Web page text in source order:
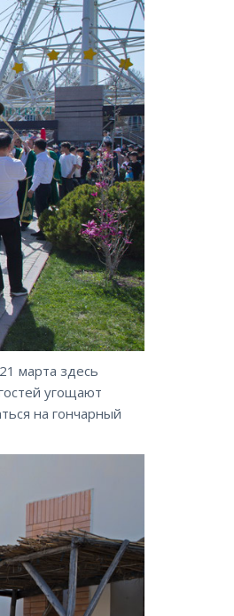
марта здесь
угощают
на гончарный